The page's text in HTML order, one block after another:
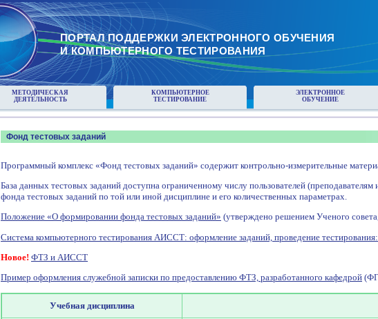
ПОРТАЛ ПОДДЕРЖКИ ЭЛЕКТРОННОГО ОБУЧЕНИЯ
И КОМПЬЮТЕРНОГО ТЕСТИРОВАНИЯ
МЕТОДИЧЕСКАЯ
ДЕЯТЕЛЬНОСТЬ
КОМПЬЮТЕРНОЕ
ТЕСТИРОВАНИЕ
ЭЛЕКТРОННОЕ
ОБУЧЕНИЕ
Фонд тестовых заданий
Программный комплекс «Фонд тестовых заданий» содержит контрольно-измерительные
База данных тестовых заданий доступна ограниченному числу пользователей
фонда тестовых заданий по той или иной дисциплине и его количественных параметрах.
Положение «О формировании фонда тестовых заданий» (утверждено решением Ученого
Система компьютерного тестирования АИССТ: оформление заданий, проведение
Новое! ФТЗ и АИССТ
Пример оформления служебной записки по предоставлению ФТЗ, разработанного кафедрой
Учебная дисциплина